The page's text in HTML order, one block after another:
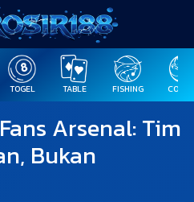
TOGEL TABLE FISHING COCK
Arsenal: Tim
Bukan